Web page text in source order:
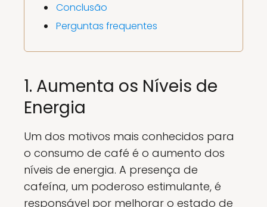
Conclusão
Perguntas frequentes
1. Aumenta os Níveis de
Energia
Um dos motivos mais conhecidos para
o consumo de café é o aumento dos
níveis de energia. A presença de
cafeína, um poderoso estimulante, é
responsável por melhorar o estado de